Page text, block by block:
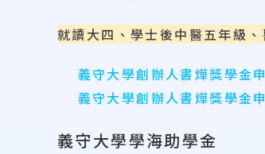
就讀大四、學士後中醫五年級
義守大學創辦人書燁獎學金
義守大學創辦人書燁獎學金
義守大學學海助學金